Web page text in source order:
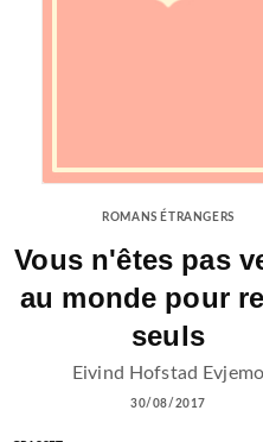
ROMANS ÉTRANGERS
Vous n'êtes pas
au monde pour
seuls
Eivind Hofstad Evjemo
30/08/2017